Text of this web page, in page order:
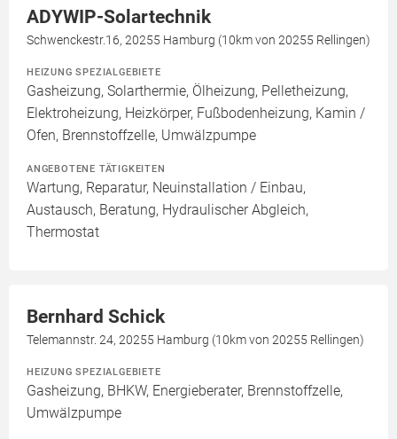
ADYWIP-Solartechnik
Schwenckestr.16, 20255 Hamburg (10km von 20255 Rellingen)
HEIZUNG SPEZIALGEBIETE
Gasheizung, Solarthermie, Ölheizung, Pelletheizung,
Elektroheizung, Heizkörper, Fußbodenheizung, Kamin /
Ofen, Brennstoffzelle, Umwälzpumpe
ANGEBOTENE TÄTIGKEITEN
Wartung, Reparatur, Neuinstallation / Einbau,
Austausch, Beratung, Hydraulischer Abgleich,
Thermostat
Bernhard Schick
Telemannstr. 24, 20255 Hamburg (10km von 20255 Rellingen)
HEIZUNG SPEZIALGEBIETE
Gasheizung, BHKW, Energieberater, Brennstoffzelle,
Umwälzpumpe